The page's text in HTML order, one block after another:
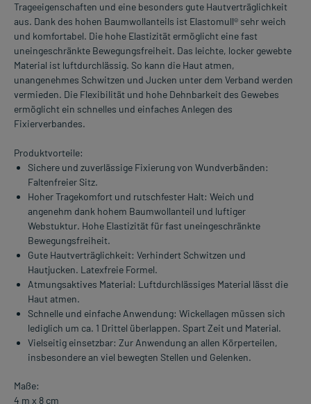
Trageeigenschaften und eine besonders gute Hautverträglichkeit
aus. Dank des hohen Baumwollanteils ist Elastomull® sehr weich
und komfortabel. Die hohe Elastizität ermöglicht eine fast
uneingeschränkte Bewegungsfreiheit. Das leichte, locker gewebte
Material ist luftdurchlässig. So kann die Haut atmen,
unangenehmes Schwitzen und Jucken unter dem Verband werden
vermieden. Die Flexibilität und hohe Dehnbarkeit des Gewebes
ermöglicht ein schnelles und einfaches Anlegen des
Fixierverbandes.
Produktvorteile:
Sichere und zuverlässige Fixierung von Wundverbänden:
Faltenfreier Sitz.
Hoher Tragekomfort und rutschfester Halt: Weich und
angenehm dank hohem Baumwollanteil und luftiger
Webstuktur. Hohe Elastizität für fast uneingeschränkte
Bewegungsfreiheit.
Gute Hautverträglichkeit: Verhindert Schwitzen und
Hautjucken. Latexfreie Formel.
Atmungsaktives Material: Luftdurchlässiges Material lässt die
Haut atmen.
Schnelle und einfache Anwendung: Wickellagen müssen sich
lediglich um ca. 1 Drittel überlappen. Spart Zeit und Material.
Vielseitig einsetzbar: Zur Anwendung an allen Körperteilen,
insbesondere an viel bewegten Stellen und Gelenken.
Maße:
4 m x 8 cm